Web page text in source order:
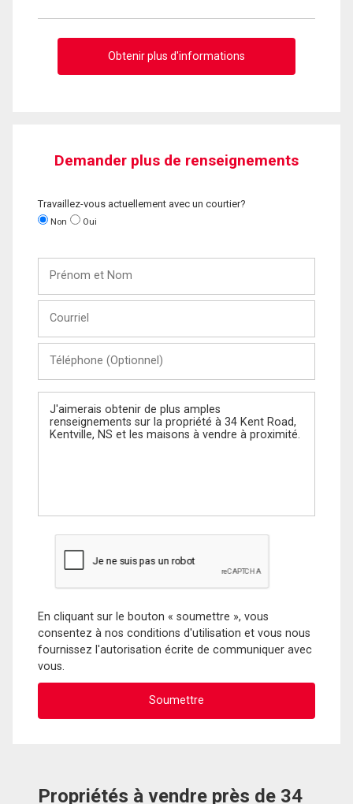
Obtenir plus d'informations
Demander plus de renseignements
Travaillez-vous actuellement avec un courtier?
Non Oui
Nom
(Optionnel)
Message
En cliquant sur le bouton « soumettre », vous
consentez à nos conditions d'utilisation et vous nous
fournissez l'autorisation écrite de communiquer avec
vous.
Propriétés à vendre près de 34